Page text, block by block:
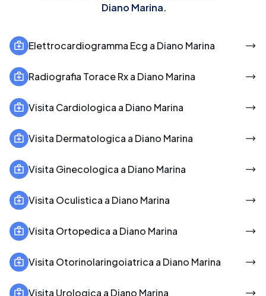
Diano Marina.
Elettrocardiogramma Ecg a Diano Marina
Radiografia Torace Rx a Diano Marina
Visita Cardiologica a Diano Marina
Visita Dermatologica a Diano Marina
Visita Ginecologica a Diano Marina
Visita Oculistica a Diano Marina
Visita Ortopedica a Diano Marina
Visita Otorinolaringoiatrica a Diano Marina
Visita Urologica a Diano Marina